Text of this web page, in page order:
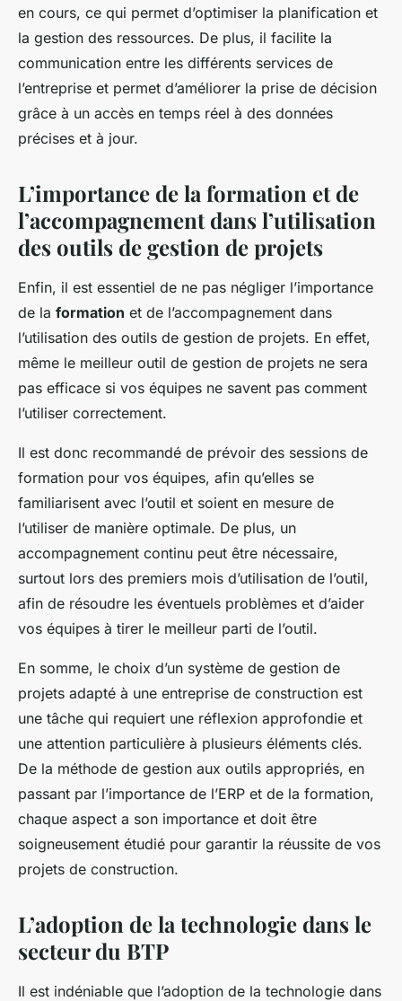
en cours, ce qui permet d’optimiser la planification et
la gestion des ressources. De plus, il facilite la
communication entre les différents services de
l’entreprise et permet d’améliorer la prise de décision
grâce à un accès en temps réel à des données
précises et à jour.
L’importance de la formation et de
l’accompagnement dans l’utilisation
des outils de gestion de projets
Enfin, il est essentiel de ne pas négliger l’importance
de la formation et de l’accompagnement dans
l’utilisation des outils de gestion de projets. En effet,
même le meilleur outil de gestion de projets ne sera
pas efficace si vos équipes ne savent pas comment
l’utiliser correctement.
Il est donc recommandé de prévoir des sessions de
formation pour vos équipes, afin qu’elles se
familiarisent avec l’outil et soient en mesure de
l’utiliser de manière optimale. De plus, un
accompagnement continu peut être nécessaire,
surtout lors des premiers mois d’utilisation de l’outil,
afin de résoudre les éventuels problèmes et d’aider
vos équipes à tirer le meilleur parti de l’outil.
En somme, le choix d’un système de gestion de
projets adapté à une entreprise de construction est
une tâche qui requiert une réflexion approfondie et
une attention particulière à plusieurs éléments clés.
De la méthode de gestion aux outils appropriés, en
passant par l’importance de l’ERP et de la formation,
chaque aspect a son importance et doit être
soigneusement étudié pour garantir la réussite de vos
projets de construction.
L’adoption de la technologie dans le
secteur du BTP
Il est indéniable que l’adoption de la technologie dans